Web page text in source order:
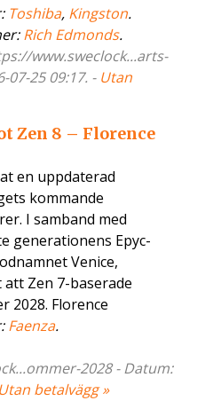
Toshiba, Kingston.
Rich Edmonds.
www.sweclock...arts-
07-25 09:17. - Utan
Zen 8 – Florence
en uppdaterad
kommande
I samband med
generationens Epyc-
Venice,
Zen 7-baserade
2028. Florence
Faenza.
2028 - Datum:
Utan betalvägg »